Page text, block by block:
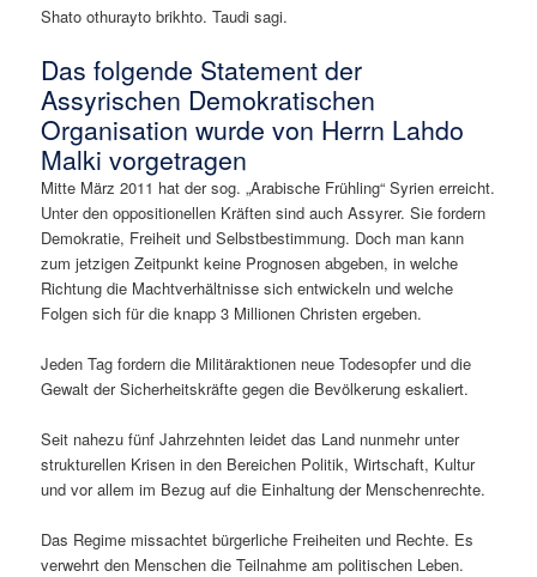
Shato othurayto brikhto. Taudi sagi.
Das folgende Statement der
Assyrischen Demokratischen
Organisation wurde von Herrn Lahdo
Malki vorgetragen
Mitte März 2011 hat der sog. „Arabische Frühling“ Syrien erreicht.
Unter den oppositionellen Kräften sind auch Assyrer. Sie fordern
Demokratie, Freiheit und Selbstbestimmung. Doch man kann
zum jetzigen Zeitpunkt keine Prognosen abgeben, in welche
Richtung die Machtverhältnisse sich entwickeln und welche
Folgen sich für die knapp 3 Millionen Christen ergeben.
Jeden Tag fordern die Militäraktionen neue Todesopfer und die
Gewalt der Sicherheitskräfte gegen die Bevölkerung eskaliert.
Seit nahezu fünf Jahrzehnten leidet das Land nunmehr unter
strukturellen Krisen in den Bereichen Politik, Wirtschaft, Kultur
und vor allem im Bezug auf die Einhaltung der Menschenrechte.
Das Regime missachtet bürgerliche Freiheiten und Rechte. Es
verwehrt den Menschen die Teilnahme am politischen Leben.